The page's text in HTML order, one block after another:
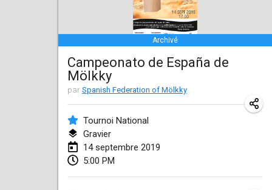
Archivé
Campeonato de España de
Mölkky
par Spanish Federation of Mölkky
Tournoi National
Gravier
14 septembre 2019
5:00 PM
1 janv. 2019|République tchèque
Tournoi Mixte ASPTTOM
20 janv. 2019 |France
Tournoi d'Hiver
26 janv. 2019|France
Liekki Cup
26 janv. 2019|Finlande
Tournoi de Mölkky - Lesfous Dubâtonvaigeois